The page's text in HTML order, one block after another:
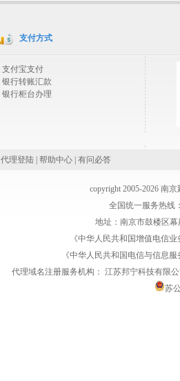
支付方式
支付宝支付
银行转账汇款
银行柜台办理
代理登陆 帮助中心 有问必答
copyright 2005-2026 南
全国统一服务热线
地址：南京市鼓楼区幕
《中华人民共和国增值电信
《中华人民共和国电信与信息
代理域名注册服务机构： 江苏邦宁科技有限
苏